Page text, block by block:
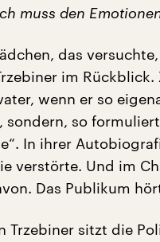
muss den
das
im
wenn er so
sondern, so
In ihrer
verstörte. Und im
Das Publikum
Trzebiner sitzt die